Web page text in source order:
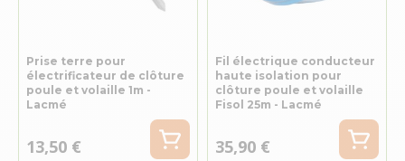
Prise terre pour
électrificateur de clôture
poule et volaille 1m -
Lacmé
13,50 €
Fil électrique conducteur
haute isolation pour
clôture poule et volaille
Fisol 25m - Lacmé
35,90 €